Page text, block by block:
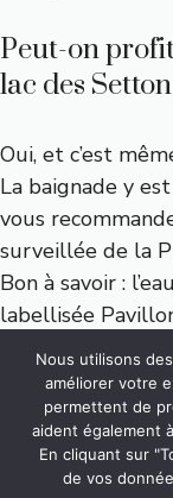
Peut-on
lac des
Oui, et c’est
La baignade y
vous
surveillée de la
Bon à savoir :
labellisée
ultra-propre.
sérénité ? C’est
« La
Nous utilisons
améliorer votre
permettent de
aident également
En cliquant sur
de vos